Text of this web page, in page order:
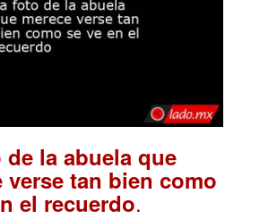
de la abuela que
verse tan bien como
el recuerdo.